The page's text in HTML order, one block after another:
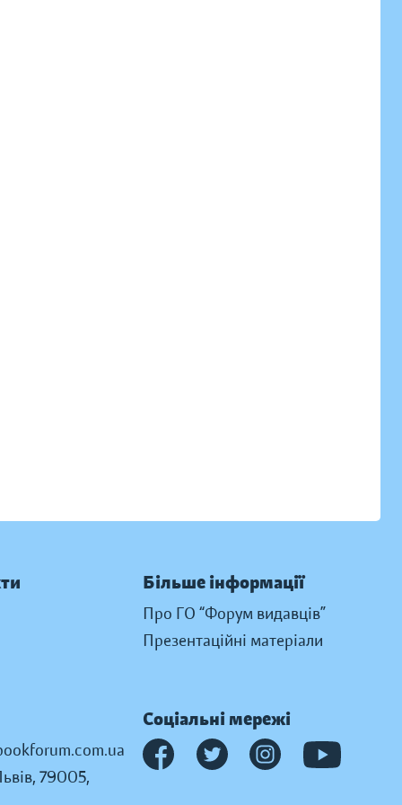
Більше інформації
Про ГО “Форум видавців”
Презентаційні матеріали
79005,
Соціальні мережі